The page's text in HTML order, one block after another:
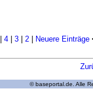
4 3 2 Neuere Einträge
© baseportal.de. Alle